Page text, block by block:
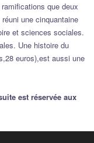
que deux
une cinquantaine
et sciences sociales.
Une histoire du
euros),est aussi une
est réservée aux